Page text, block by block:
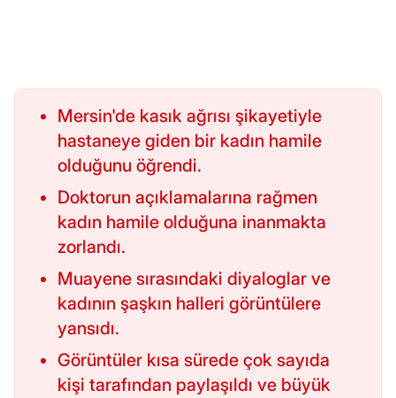
Mersin'de kasık ağrısı şikayetiyle
hastaneye giden bir kadın hamile
olduğunu öğrendi.
Doktorun açıklamalarına rağmen
kadın hamile olduğuna inanmakta
zorlandı.
Muayene sırasındaki diyaloglar ve
kadının şaşkın halleri görüntülere
yansıdı.
Görüntüler kısa sürede çok sayıda
kişi tarafından paylaşıldı ve büyük